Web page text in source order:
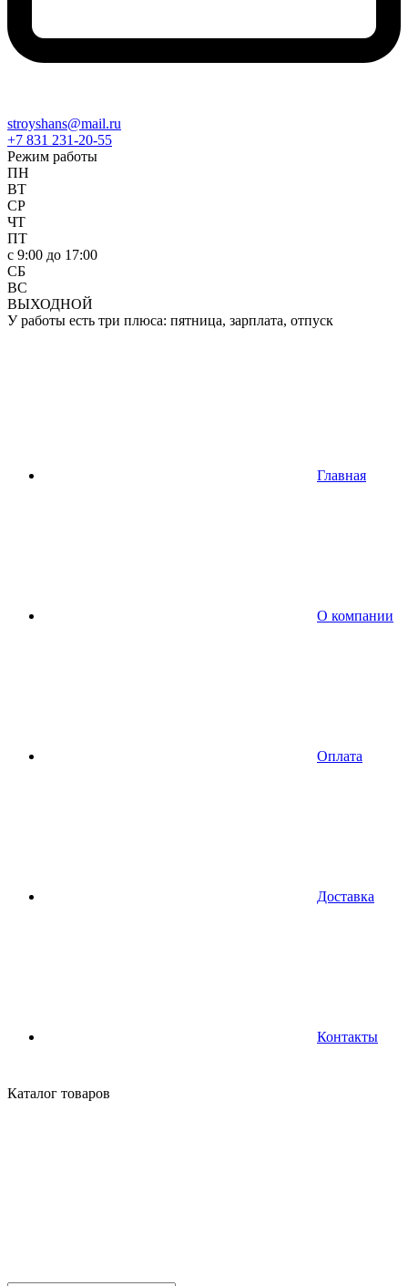
stroyshans@mail.ru
+7 831 231-20-55
Режим работы
ПН
ВТ
СР
ЧТ
ПТ
c 9:00 до 17:00
СБ
ВС
ВЫХОДНОЙ
У работы есть три плюса: пятница, зарплата, отпуск
Главная
О компании
Оплата
Доставка
Контакты
Каталог товаров